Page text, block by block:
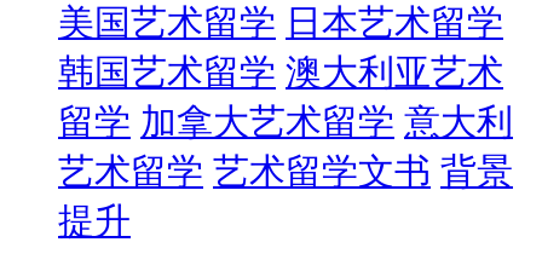
美国艺术留学 日本艺术留学
韩国艺术留学 澳大利亚艺术
留学 加拿大艺术留学 意大利
艺术留学 艺术留学文书 背景
提升